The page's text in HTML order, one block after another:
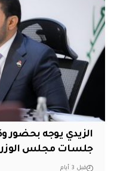
الزيدي يوجه بحضور
جلسات مجلس
قبل 3 أيام